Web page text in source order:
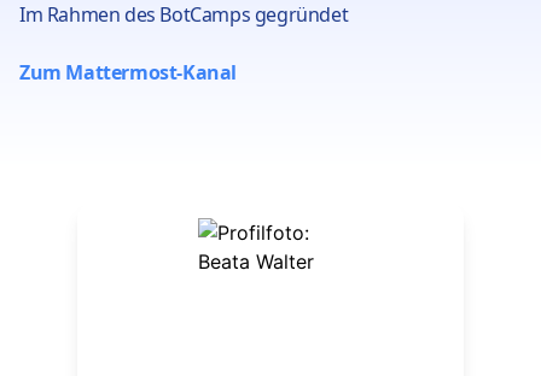
Im Rahmen des BotCamps gegründet
Zum Mattermost-Kanal